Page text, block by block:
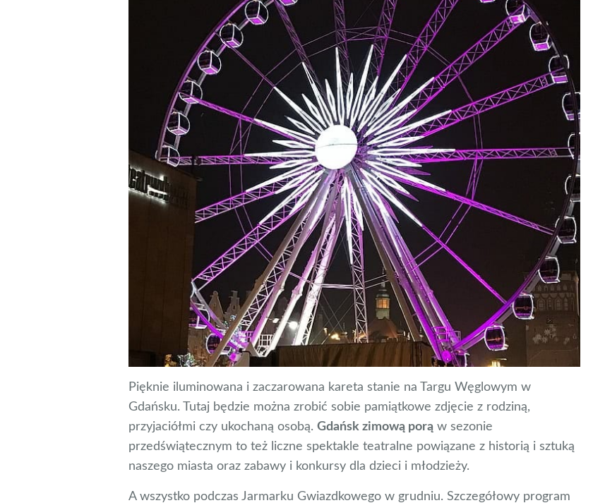
Pięknie iluminowana i zaczarowana kareta stanie na Targu Węglowym w
Gdańsku. Tutaj będzie można zrobić sobie pamiątkowe zdjęcie z rodziną,
przyjaciółmi czy ukochaną osobą. Gdańsk zimową porą w sezonie
przedświątecznym to też liczne spektakle teatralne powiązane z historią i sztuką
naszego miasta oraz zabawy i konkursy dla dzieci i młodzieży.
A wszystko podczas Jarmarku Gwiazdkowego w grudniu. Szczegółowy program